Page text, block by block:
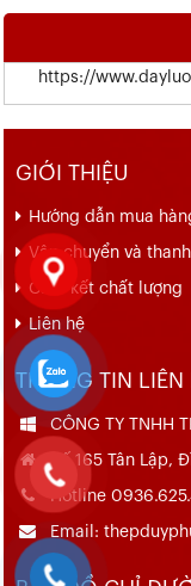
https://
GIỚI THIỆU
Hướng dẫn mua
Vận chuyển và
Cam kết chất lượng
Liên hệ
THÔNG TIN LIÊN
CÔNG TY TNHH
Số 165 Tân Lập,
Hotline
Email: